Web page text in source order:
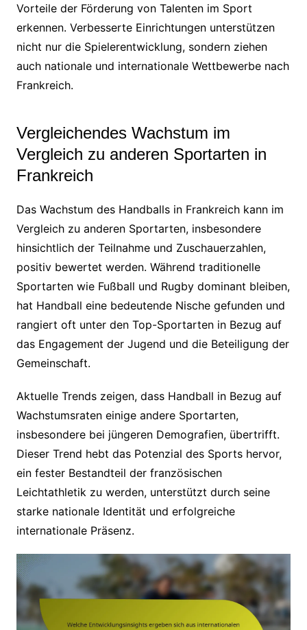
Vorteile der Förderung von Talenten im Sport
erkennen. Verbesserte Einrichtungen unterstützen
nicht nur die Spielerentwicklung, sondern ziehen
auch nationale und internationale Wettbewerbe nach
Frankreich.
Vergleichendes Wachstum im
Vergleich zu anderen Sportarten in
Frankreich
Das Wachstum des Handballs in Frankreich kann im
Vergleich zu anderen Sportarten, insbesondere
hinsichtlich der Teilnahme und Zuschauerzahlen,
positiv bewertet werden. Während traditionelle
Sportarten wie Fußball und Rugby dominant bleiben,
hat Handball eine bedeutende Nische gefunden und
rangiert oft unter den Top-Sportarten in Bezug auf
das Engagement der Jugend und die Beteiligung der
Gemeinschaft.
Aktuelle Trends zeigen, dass Handball in Bezug auf
Wachstumsraten einige andere Sportarten,
insbesondere bei jüngeren Demografien, übertrifft.
Dieser Trend hebt das Potenzial des Sports hervor,
ein fester Bestandteil der französischen
Leichtathletik zu werden, unterstützt durch seine
starke nationale Identität und erfolgreiche
internationale Präsenz.